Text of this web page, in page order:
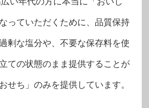
っていただくために、品質保持
剰な塩分や、不要な保存料を使
ての状態のまま提供することが
せち」のみを提供しています。